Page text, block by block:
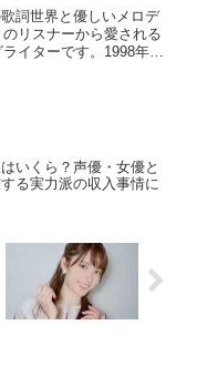
詞世界と優しいメロデ
のリスナーから愛される
イターです。1998年の
いくら？声優・女優と
る実力派の収入事情に